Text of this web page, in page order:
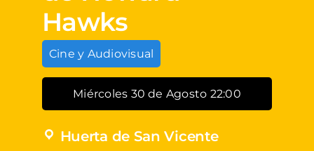
Hawks
Cine y Audiovisual
Miércoles 30 de Agosto 22:00
Huerta de San Vicente